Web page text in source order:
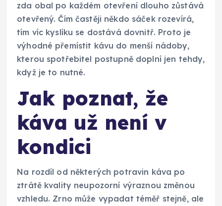
zda obal po každém otevření dlouho zůstává
otevřený. Čím častěji někdo sáček rozevírá,
tím víc kyslíku se dostává dovnitř. Proto je
výhodné přemístit kávu do menší nádoby,
kterou spotřebitel postupně doplní jen tehdy,
když je to nutné.
Jak poznat, že
káva už není v
kondici
Na rozdíl od některých potravin káva po
ztrátě kvality neupozorní výraznou změnou
vzhledu. Zrno může vypadat téměř stejně, ale